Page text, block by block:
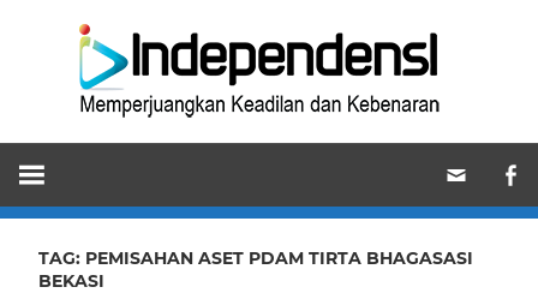
Memperjuangkan
Keadilan
dan
Kebenaran
TAG: PEMISAHAN ASET PDAM TIRTA BHAGASASI
BEKASI